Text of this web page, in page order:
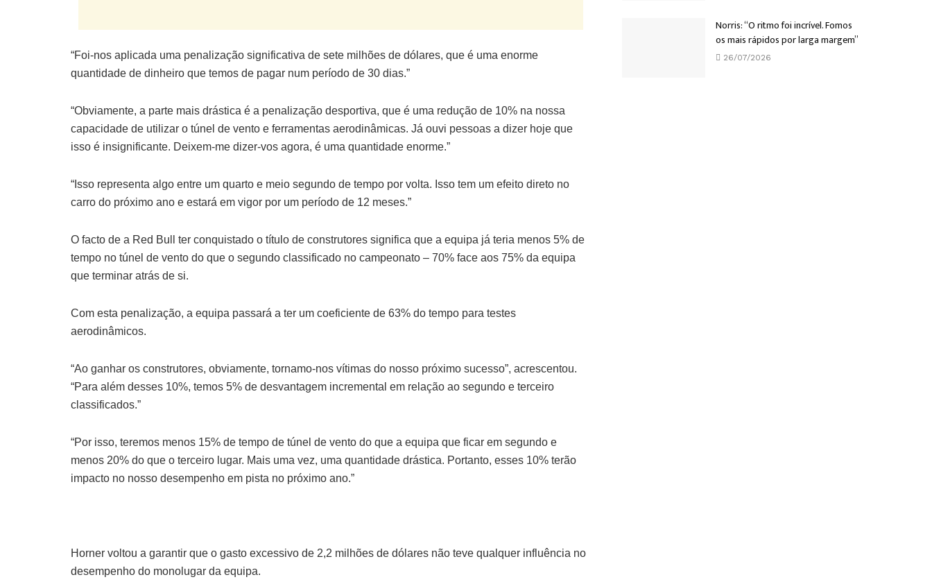
“Foi-nos aplicada uma penalização significativa de sete milhões de dólares, que é uma enorme
quantidade de dinheiro que temos de pagar num período de 30 dias.”
“Obviamente, a parte mais drástica é a penalização desportiva, que é uma redução de 10% na nossa
capacidade de utilizar o túnel de vento e ferramentas aerodinâmicas. Já ouvi pessoas a dizer hoje que
isso é insignificante. Deixem-me dizer-vos agora, é uma quantidade enorme.”
“Isso representa algo entre um quarto e meio segundo de tempo por volta. Isso tem um efeito direto no
carro do próximo ano e estará em vigor por um período de 12 meses.”
O facto de a Red Bull ter conquistado o título de construtores significa que a equipa já teria menos 5% de
tempo no túnel de vento do que o segundo classificado no campeonato – 70% face aos 75% da equipa
que terminar atrás de si.
Com esta penalização, a equipa passará a ter um coeficiente de 63% do tempo para testes
aerodinâmicos.
“Ao ganhar os construtores, obviamente, tornamo-nos vítimas do nosso próximo sucesso”, acrescentou.
“Para além desses 10%, temos 5% de desvantagem incremental em relação ao segundo e terceiro
classificados.”
“Por isso, teremos menos 15% de tempo de túnel de vento do que a equipa que ficar em segundo e
menos 20% do que o terceiro lugar. Mais uma vez, uma quantidade drástica. Portanto, esses 10% terão
impacto no nosso desempenho em pista no próximo ano.”
Horner voltou a garantir que o gasto excessivo de 2,2 milhões de dólares não teve qualquer influência no
desempenho do monolugar da equipa.
Norris: “O ritmo foi incrível. Fomos
os mais rápidos por larga margem”
26/07/2026